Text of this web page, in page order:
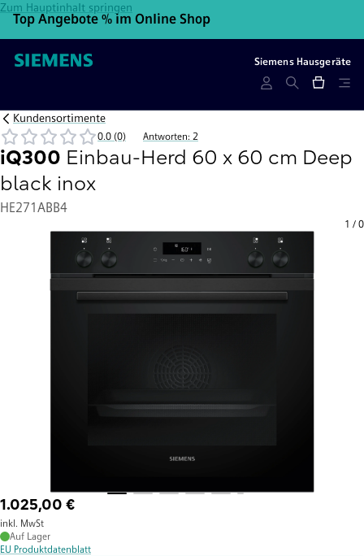
Zum Hauptinhalt springen
Top Angebote % im Online Shop
Siemens Hausgeräte
Kundensortimente
iQ300 Einbau-Herd 60 x 60 cm Deep
black inox
HE271ABB4
0.0 (0) Antworten: 2
1 / 0
1.025,00 €
inkl. MwSt
Auf Lager
EU Produktdatenblatt